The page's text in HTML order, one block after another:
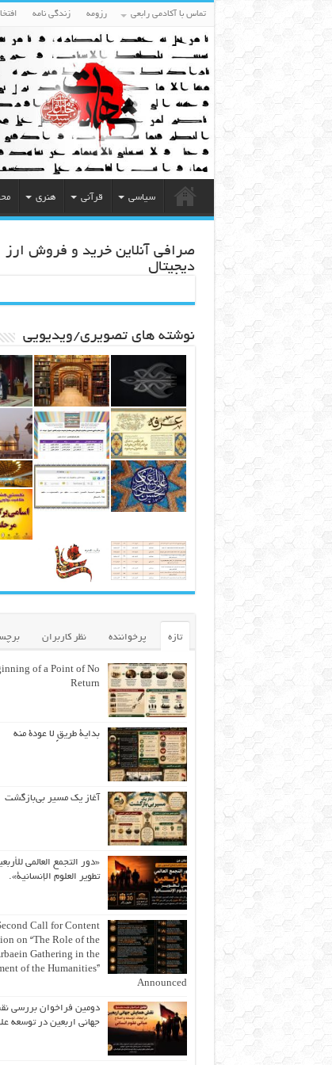
تماس با آکادمی رابعی رزومه زندگی نامه
سیاسی قرآنی هنری
صرافی آنلاین خرید و فروش ارز
دیجیتال
نوشته های تصویری/ویدیویی
تازه پرخواننده نظر کاربران
of a Point of No
Return
بداية طريقٍ لا عودة منه
آغاز یک مسیر بی‌بازگشت
«دور التجمع العالمي
تطوير العلوم الإنسانية».
Call for Content
on “The Role of the
Gathering in the
of the Humanities”
Announced
دومین فراخوان بررسی
جهانی اربعین در توسعه